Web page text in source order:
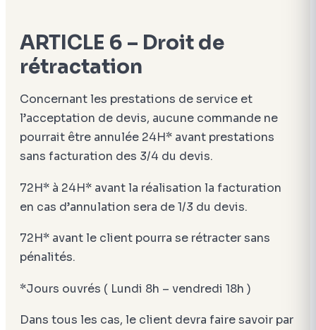
ARTICLE 6 – Droit de
rétractation
Concernant les prestations de service et
l’acceptation de devis, aucune commande ne
pourrait être annulée 24H* avant prestations
sans facturation des 3/4 du devis.
72H* à 24H* avant la réalisation la facturation
en cas d’annulation sera de 1/3 du devis.
72H* avant le client pourra se rétracter sans
pénalités.
*Jours ouvrés ( Lundi 8h – vendredi 18h )
Dans tous les cas, le client devra faire savoir par